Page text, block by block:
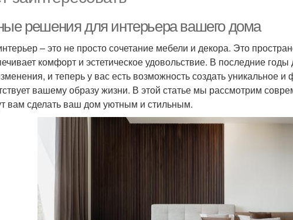
решения для интерьера вашего дома
– это не просто сочетание мебели и декора. Это
комфорт и эстетическое удовольствие. В последние
и теперь у вас есть возможность создать уникальное и
вашему образу жизни. В этой статье мы рассмотрим
вам сделать ваш дом уютным и стильным.